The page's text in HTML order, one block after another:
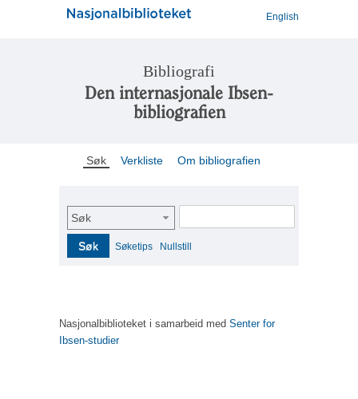
English
Bibliografi
Den internasjonale Ibsen-
bibliografien
Søk Verkliste Om bibliografien
Søk
Søk Søketips Nullstill
Nasjonalbiblioteket i samarbeid med Senter for
Ibsen-studier